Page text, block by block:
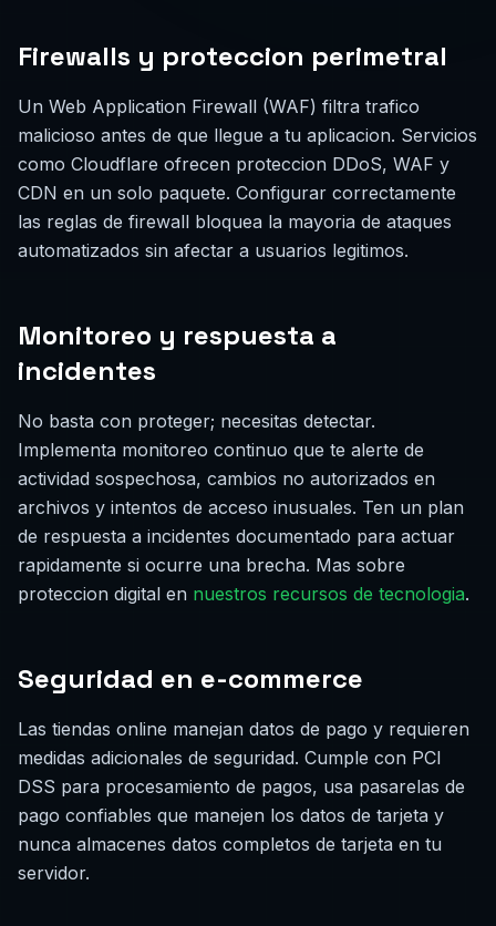
Firewalls y proteccion perimetral
Un Web Application Firewall (WAF) filtra trafico
malicioso antes de que llegue a tu aplicacion. Servicios
como Cloudflare ofrecen proteccion DDoS, WAF y
CDN en un solo paquete. Configurar correctamente
las reglas de firewall bloquea la mayoria de ataques
automatizados sin afectar a usuarios legitimos.
Monitoreo y respuesta a
incidentes
No basta con proteger; necesitas detectar.
Implementa monitoreo continuo que te alerte de
actividad sospechosa, cambios no autorizados en
archivos y intentos de acceso inusuales. Ten un plan
de respuesta a incidentes documentado para actuar
rapidamente si ocurre una brecha. Mas sobre
proteccion digital en nuestros recursos de tecnologia.
Seguridad en e-commerce
Las tiendas online manejan datos de pago y requieren
medidas adicionales de seguridad. Cumple con PCI
DSS para procesamiento de pagos, usa pasarelas de
pago confiables que manejen los datos de tarjeta y
nunca almacenes datos completos de tarjeta en tu
servidor.